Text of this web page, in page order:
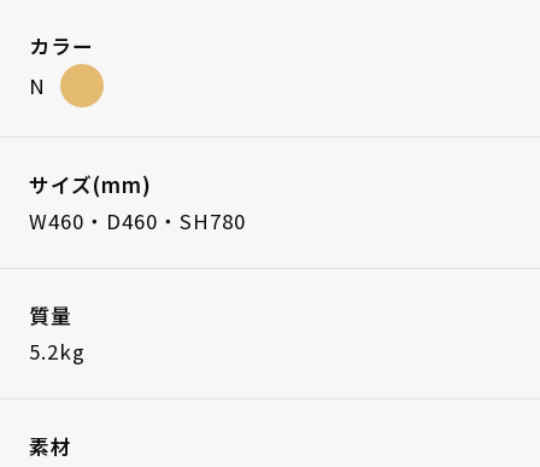
カラー
N
サイズ(mm)
W460・D460・SH780
質量
5.2kg
素材